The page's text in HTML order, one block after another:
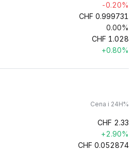
-0.20%
CHF 0.999731
0.00%
CHF 1.028
+0.80%
Cena i 24H%
CHF 2.33
+2.90%
CHF 0.052874